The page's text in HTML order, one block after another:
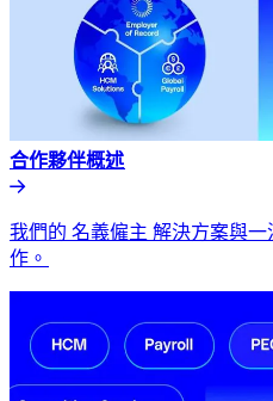
合作夥伴概述​​
我們的 名義僱主 解決方案與
作。​​